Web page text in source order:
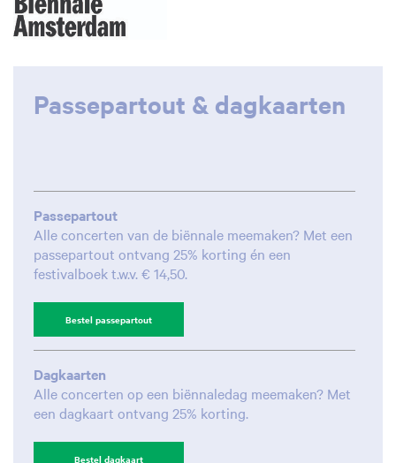
Passepartout & dagkaarten
Passepartout
Alle concerten van de biënnale meemaken? Met een
passepartout ontvang 25% korting én een
festivalboek t.w.v. € 14,50.
Bestel passepartout
Dagkaarten
Alle concerten op een biënnaledag meemaken? Met
een dagkaart ontvang 25% korting.
Bestel dagkaart